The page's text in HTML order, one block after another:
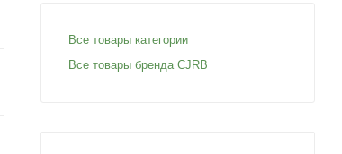
Все товары категории
Все товары бренда CJRB